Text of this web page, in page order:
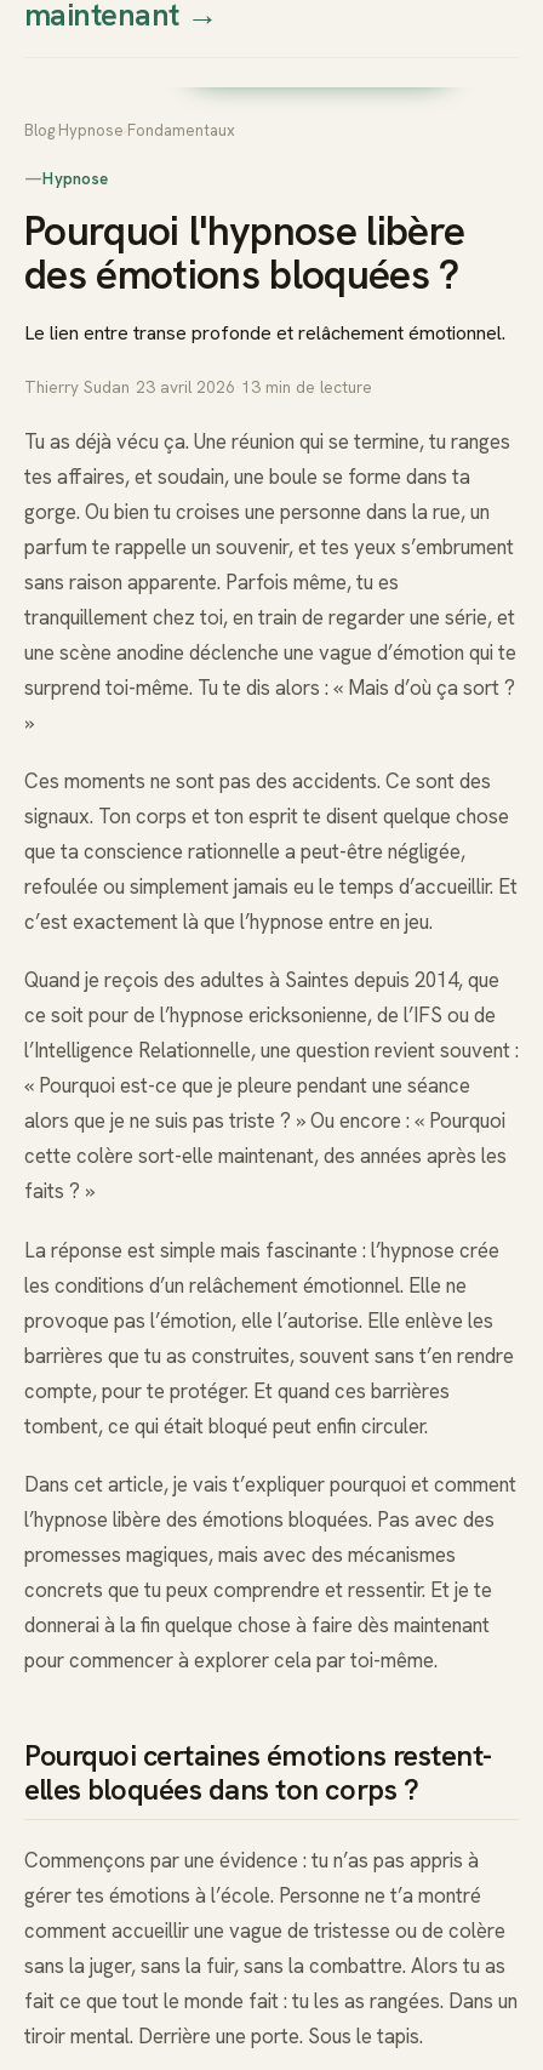
Thierry
Prendre rendez-vous dès
maintenant→
Blog Hypnose Fondamentaux
—Hypnose
Pourquoi l'hypnose libère
des émotions bloquées ?
Le lien entre transe profonde et relâchement émotionnel.
Thierry Sudan 23 avril 2026 13 min de lecture
Tu as déjà vécu ça. Une réunion qui se termine, tu ranges
tes affaires, et soudain, une boule se forme dans ta
gorge. Ou bien tu croises une personne dans la rue, un
parfum te rappelle un souvenir, et tes yeux s’embrument
sans raison apparente. Parfois même, tu es
tranquillement chez toi, en train de regarder une série, et
une scène anodine déclenche une vague d’émotion qui te
surprend toi-même. Tu te dis alors : « Mais d’où ça sort ?
»
Ces moments ne sont pas des accidents. Ce sont des
signaux. Ton corps et ton esprit te disent quelque chose
que ta conscience rationnelle a peut-être négligée,
refoulée ou simplement jamais eu le temps d’accueillir. Et
c’est exactement là que l’hypnose entre en jeu.
Quand je reçois des adultes à Saintes depuis 2014, que
ce soit pour de l’hypnose ericksonienne, de l’IFS ou de
l’Intelligence Relationnelle, une question revient souvent :
« Pourquoi est-ce que je pleure pendant une séance
alors que je ne suis pas triste ? » Ou encore : « Pourquoi
cette colère sort-elle maintenant, des années après les
faits ? »
La réponse est simple mais fascinante : l’hypnose crée
les conditions d’un relâchement émotionnel. Elle ne
provoque pas l’émotion, elle l’autorise. Elle enlève les
barrières que tu as construites, souvent sans t’en rendre
compte, pour te protéger. Et quand ces barrières
tombent, ce qui était bloqué peut enfin circuler.
Dans cet article, je vais t’expliquer pourquoi et comment
l’hypnose libère des émotions bloquées. Pas avec des
promesses magiques, mais avec des mécanismes
concrets que tu peux comprendre et ressentir. Et je te
donnerai à la fin quelque chose à faire dès maintenant
pour commencer à explorer cela par toi-même.
Pourquoi certaines émotions restent-
elles bloquées dans ton corps ?
Commençons par une évidence : tu n’as pas appris à
gérer tes émotions à l’école. Personne ne t’a montré
comment accueillir une vague de tristesse ou de colère
sans la juger, sans la fuir, sans la combattre. Alors tu as
fait ce que tout le monde fait : tu les as rangées. Dans un
tiroir mental. Derrière une porte. Sous le tapis.